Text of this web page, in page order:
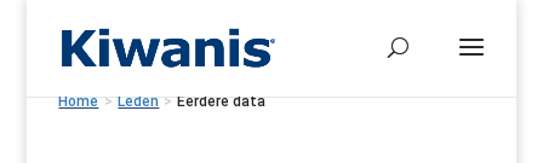
Home > Leden > Eerdere data